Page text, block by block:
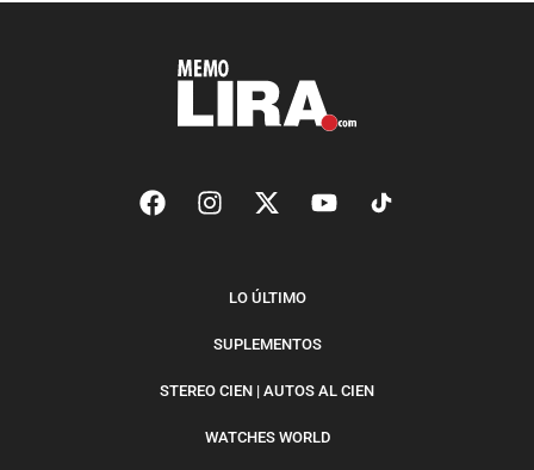
LO ÚLTIMO
SUPLEMENTOS
STEREO CIEN | AUTOS AL CIEN
WATCHES WORLD